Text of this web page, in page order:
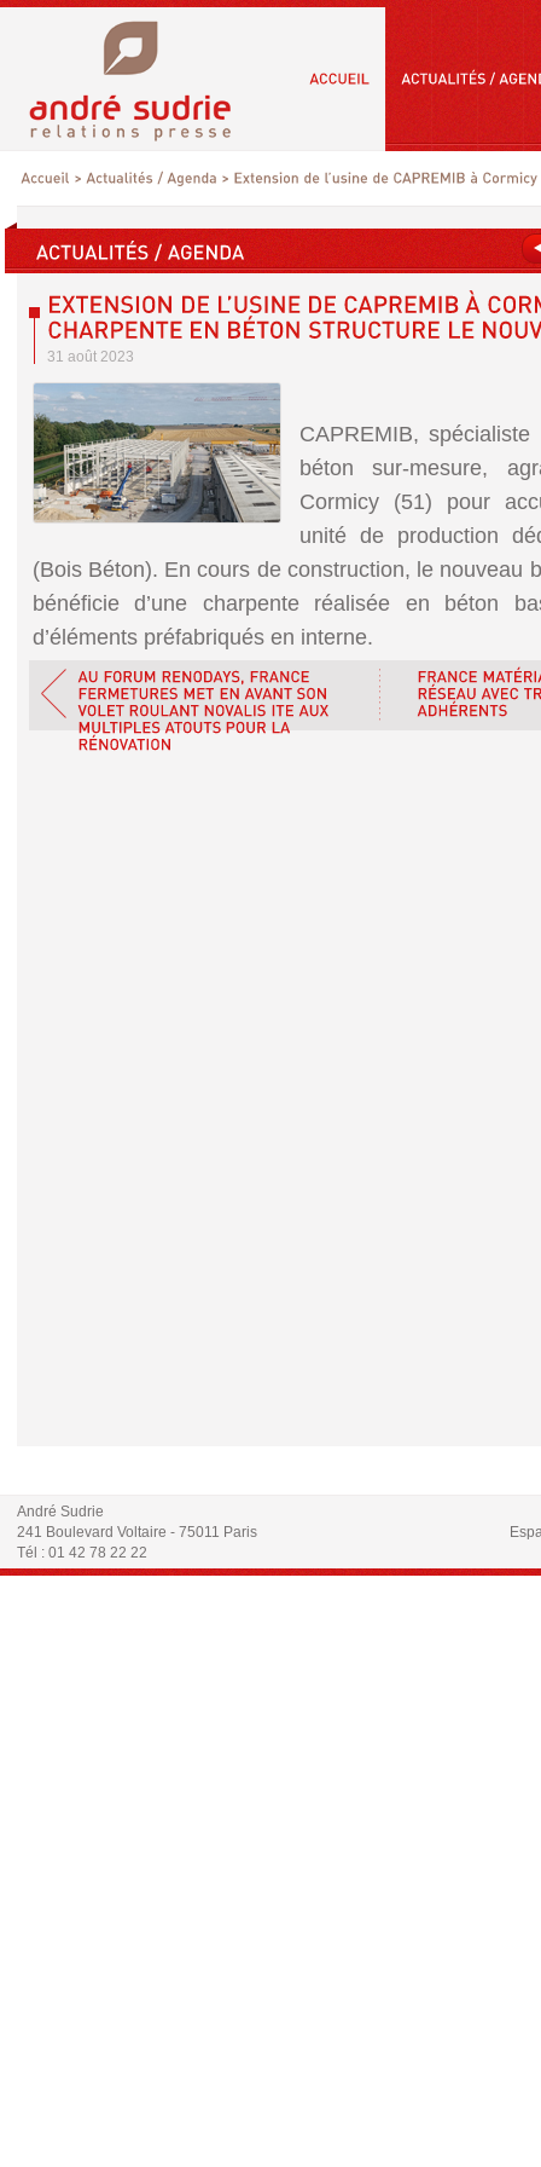
31 août 2023
CAPREMIB,
béton sur-mesure,
Cormicy (51) pour
unité de production
(Bois Béton). En cours de construction, le nouveau
bénéficie d’une charpente réalisée en béton
d’éléments préfabriqués en interne.
André Sudrie
241 Boulevard Voltaire - 75011 Paris
Tél : 01 42 78 22 22